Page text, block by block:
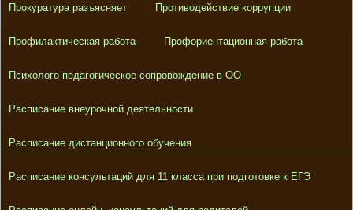
Прокуратура разъясняет Противодействие коррупции
Профилактическая работа Профориентационная работа
Психолого-педагогическое сопровождение в ОО
Расписание внеурочной деятельности
Расписание дистанционного обучения
Расписание консультаций для 11 класса при подготовке к ЕГЭ